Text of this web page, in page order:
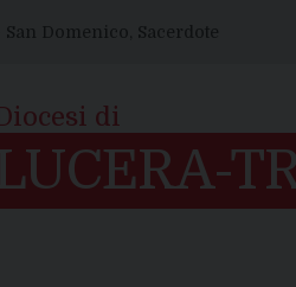
San Domenico, Sacerdote